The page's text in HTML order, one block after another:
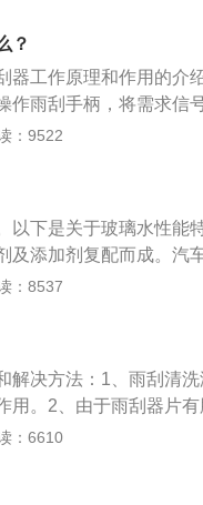
可能是玻璃水的质量不
会残留在玻璃上，车主
动机，它是整个雨刮
采用直流永磁电动机，
部分做成一体。蜗轮蜗
过四连杆机构把连续的
？
器工作原理和作用的介
作雨刮手柄，将需求信
动信号，然后雨刮电机
的能见度，增加行车安
：9522
以下是关于玻璃水性能
及添加剂复配而成。汽
能，那么就会起到清
障层。这层保障膜能
：8537
解决方法：1、雨刮清
用。2、由于雨刮器片
间使用，雨刮器老化，
凹凸不平，需要把胶
：6610